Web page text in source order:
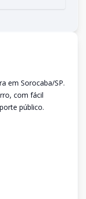
em Sorocaba/SP.
com fácil
público.